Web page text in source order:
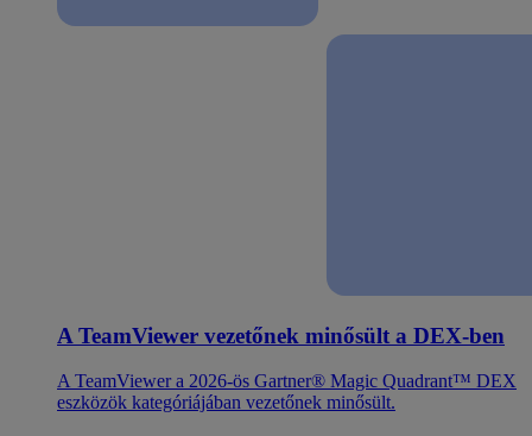
A TeamViewer vezetőnek minősült a DEX-ben
A TeamViewer a 2026-ös Gartner® Magic Quadrant™ DEX
eszközök kategóriájában vezetőnek minősült.